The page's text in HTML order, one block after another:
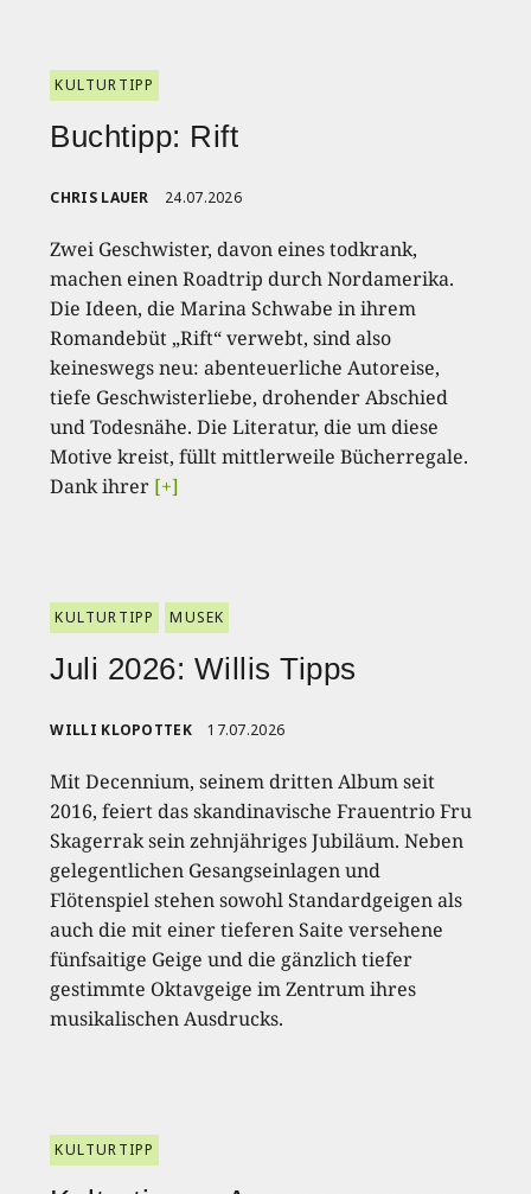
KULTURTIPP
Buchtipp: Rift
CHRIS LAUER 24.07.2026
Zwei Geschwister, davon eines todkrank,
machen einen Roadtrip durch Nordamerika.
Die Ideen, die Marina Schwabe in ihrem
Romandebüt „Rift“ verwebt, sind also
keineswegs neu: abenteuerliche Autoreise,
tiefe Geschwisterliebe, drohender Abschied
und Todesnähe. Die Literatur, die um diese
Motive kreist, füllt mittlerweile Bücherregale.
Dank ihrer [+]
KULTURTIPP MUSEK
Juli 2026: Willis Tipps
WILLI KLOPOTTEK 17.07.2026
Mit Decennium, seinem dritten Album seit
2016, feiert das skandinavische Frauentrio Fru
Skagerrak sein zehnjähriges Jubiläum. Neben
gelegentlichen Gesangseinlagen und
Flötenspiel stehen sowohl Standardgeigen als
auch die mit einer tieferen Saite versehene
fünfsaitige Geige und die gänzlich tiefer
gestimmte Oktavgeige im Zentrum ihres
musikalischen Ausdrucks.
KULTURTIPP